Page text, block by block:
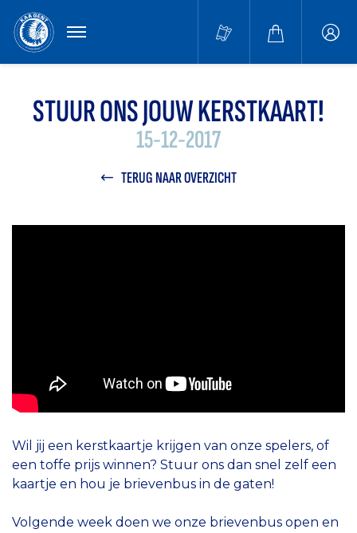
MENU
STUUR ONS JOUW KERSTKAART!
15-12-2017
TERUG NAAR OVERZICHT
Wil jij een kerstkaartje krijgen van onze spelers, of
een toffe prijs winnen? Stuur ons dan snel zelf een
kaartje en hou je brievenbus in de gaten!
Volgende week doen we onze brievenbus open en